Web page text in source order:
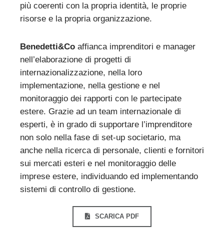
più coerenti con la propria identità, le proprie
risorse e la propria organizzazione.
Benedetti&Co affianca imprenditori e manager
nell’elaborazione di progetti di
internazionalizzazione, nella loro
implementazione, nella gestione e nel
monitoraggio dei rapporti con le partecipate
estere. Grazie ad un team internazionale di
esperti, è in grado di supportare l’imprenditore
non solo nella fase di set-up societario, ma
anche nella ricerca di personale, clienti e fornitori
sui mercati esteri e nel monitoraggio delle
imprese estere, individuando ed implementando
sistemi di controllo di gestione.
SCARICA PDF